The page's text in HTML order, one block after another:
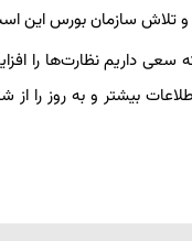
سازمان بورس این
سعی داریم نظارت‌ها را
بیشتر و به روز را